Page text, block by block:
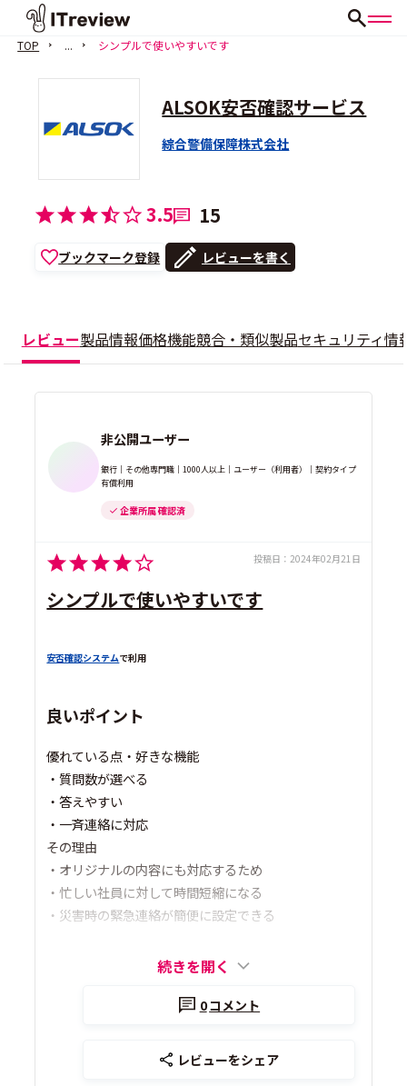
TOP ... シンプルで使いやすいです
ALSOK安否確認サービス
綜合警備保障株式会社
3.5 15
ブックマーク登録 レビューを書く
レビュー製品情報価格機能競合・類似製品セキュリティ情
非公開ユーザー
銀行｜その他専門職｜1000人以上｜ユーザー（利用者）｜契約タイプ
有償利用
企業所属 確認済
投稿日： 2024年02月21日
シンプルで使いやすいです
安否確認システムで利用
良いポイント
優れている点・好きな機能
・質問数が選べる
・答えやすい
・一斉連絡に対応
その理由
・オリジナルの内容にも対応するため
・忙しい社員に対して時間短縮になる
・災害時の緊急連絡が簡便に設定できる
続きを開く
0コメント
レビューをシェア